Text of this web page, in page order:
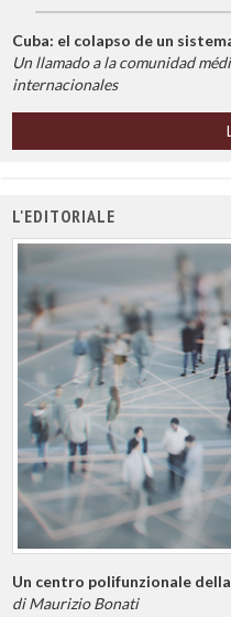
Cuba: el colapso de un
Un llamado a la comunidad
internacionales
L'EDITORIALE
Un centro polifunzionale
di Maurizio Bonati